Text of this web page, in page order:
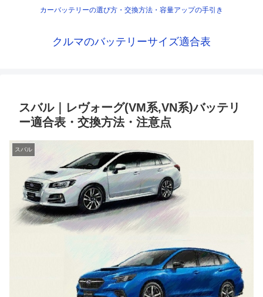
カーバッテリーの選び方・交換方法・容量アップの手引き
クルマのバッテリーサイズ適合表
スバル｜レヴォーグ(VM系,VN系)バッテリ
ー適合表・交換方法・注意点
スバル